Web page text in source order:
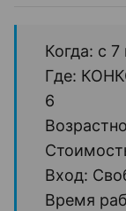
Когда: с 7
Где:
6
Вход:
Время